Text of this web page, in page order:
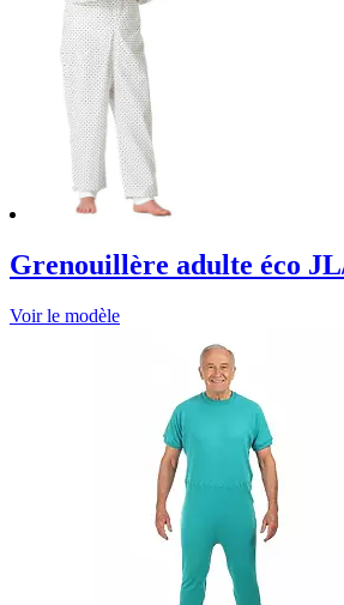
Grenouillère adulte éco
Voir le modèle